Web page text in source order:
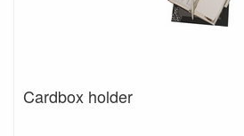
Cardbox holder